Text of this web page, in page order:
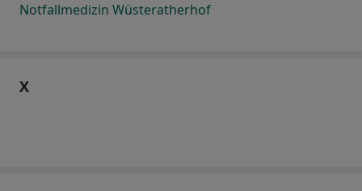
Notfallmedizin Wüsteratherhof
X